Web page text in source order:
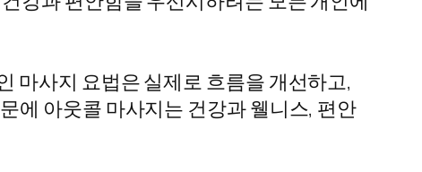
마사지 요법은 실제로 흐름을 개선하고,
에 아웃콜 마사지는 건강과 웰니스, 편안